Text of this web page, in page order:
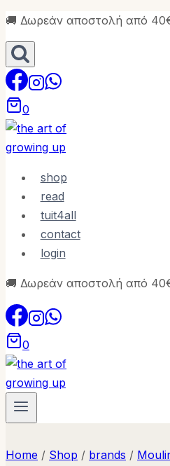
Skip
to
content
🚚 Δωρεάν αποστολή από
0
shop
read
tuit4all
contact
login
🚚 Δωρεάν αποστολή από
0
Home / Shop / brands /